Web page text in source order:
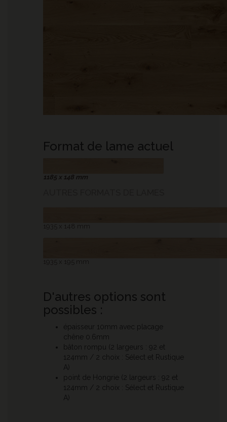
Format de lame actuel
1185 x 148 mm
1935 x 148 mm
1935 x 195 mm
D'autres options sont
possibles :
épaisseur 10mm avec placage
chêne 0.6mm
bâton rompu (2 largeurs : 92 et
124mm / 2 choix : Sélect et Rustique
A)
point de Hongrie (2 largeurs : 92 et
124mm / 2 choix : Sélect et Rustique
A)